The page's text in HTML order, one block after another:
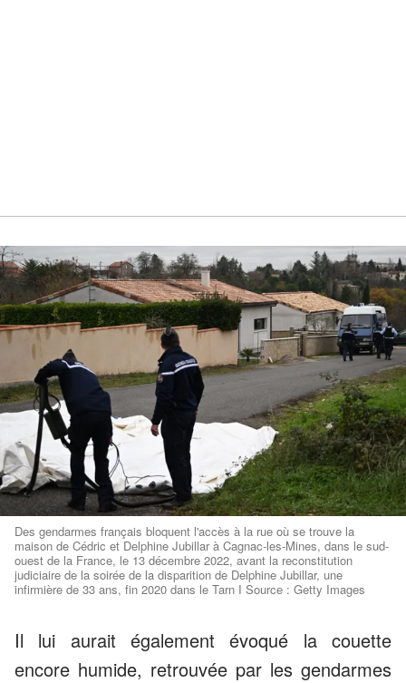
Des gendarmes français bloquent l'accès à la rue où se trouve la
maison de Cédric et Delphine Jubillar à Cagnac-les-Mines, dans le sud-
ouest de la France, le 13 décembre 2022, avant la reconstitution
judiciaire de la soirée de la disparition de Delphine Jubillar, une
infirmière de 33 ans, fin 2020 dans le Tarn I Source : Getty Images
Il lui aurait également évoqué la couette
encore humide, retrouvée par les gendarmes